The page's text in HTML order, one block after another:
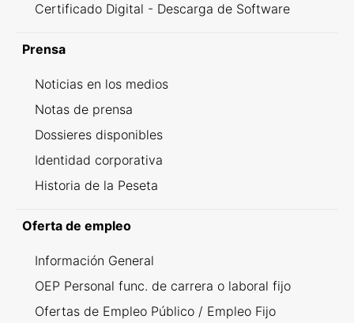
Certificado Digital - Descarga de Software
Prensa
Noticias en los medios
Notas de prensa
Dossieres disponibles
Identidad corporativa
Historia de la Peseta
Oferta de empleo
Información General
OEP Personal func. de carrera o laboral fijo
Ofertas de Empleo Público / Empleo Fijo